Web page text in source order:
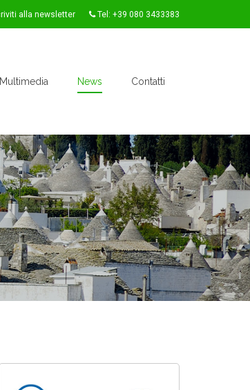
alla newsletter Tel: +39 080 3433383
Multimedia News Contatti